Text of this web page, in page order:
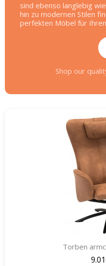
sind ebenso langlebig
hin zu modernen Stilen
perfekten Möbel für
Shop our
Torben